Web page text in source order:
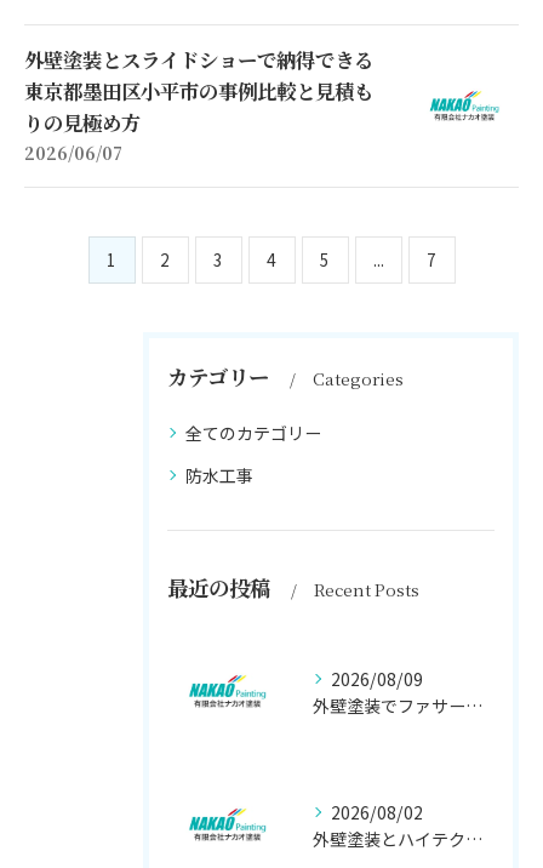
外壁塗装とスライドショーで納得できる
東京都墨田区小平市の事例比較と見積も
りの見極め方
2026/06/07
1 2 3 4 5 ... 7
カテゴリー Categories
全てのカテゴリー
防水工事
最近の投稿 Recent Posts
2026/08/09
外壁塗装でファサードをおしゃれに仕上げるデザインと素材選びのポイント
2026/08/02
外壁塗装とハイテク塗料の選び方を東京都墨田区江戸川区で徹底解説